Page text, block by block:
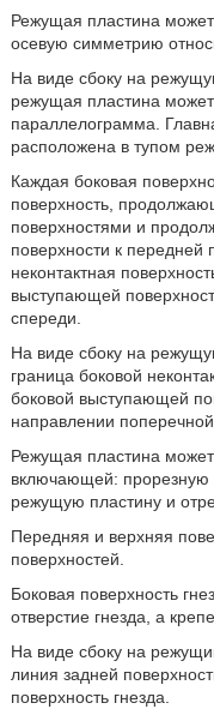
Режущая пластина
осевую симметрию
На виде сбоку на
режущая пластина
параллелограмма.
расположена в тупом
Каждая боковая
поверхность,
поверхностями и
поверхности к передней
неконтактная
выступающей
спереди.
На виде сбоку на
граница боковой
боковой выступающей
направлении поперечной
Режущая пластина
включающей: прорезную
режущую пластину и
Передняя и верхняя
поверхностей.
Боковая поверхность
отверстие гнезда, а
На виде сбоку на
линия задней
поверхность гнезда.